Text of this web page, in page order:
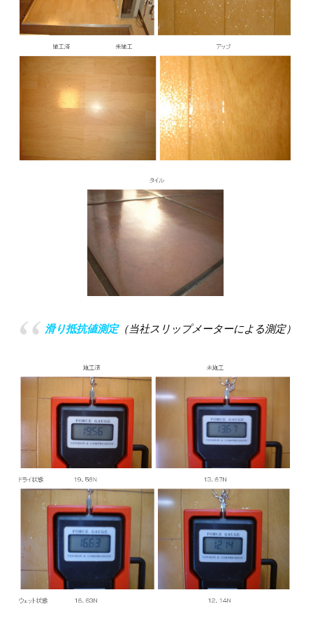
滑り抵抗値測定（当社スリップメーターによる測定）